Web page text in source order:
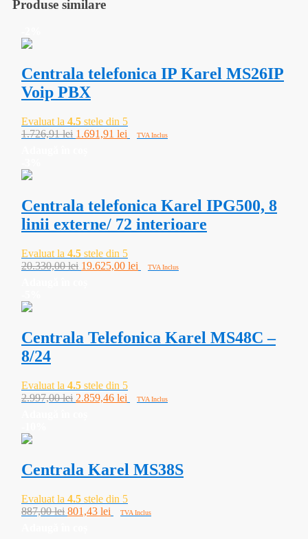
Produse similare
Centrala telefonica IP Karel MS26IP
Voip PBX
Evaluat la 4.5 stele din 5
1.726,91lei Prețul
1.691,91 lei Prețul
TVA Inclus
Centrala telefonica Karel IPG500, 8
linii externe/ 72 interioare
Evaluat la 4.5 stele din 5
20.330,00lei Prețul
19.625,00 lei Prețul
TVA Inclus
Centrala Telefonica Karel MS48C –
8/24
Evaluat la 4.5 stele din 5
2.997,00lei Prețul
2.859,46 lei Prețul
TVA Inclus
Centrala Karel MS38S
Evaluat la 4.5 stele din 5
887,00lei Prețul
801,43 lei Prețul
TVA Inclus